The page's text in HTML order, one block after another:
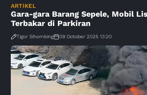
ARTIKEL
Gara-gara Barang Sepele, Mobil
Terbakar di Parkiran
Tigor Sihombing 09 October 2025 13:20